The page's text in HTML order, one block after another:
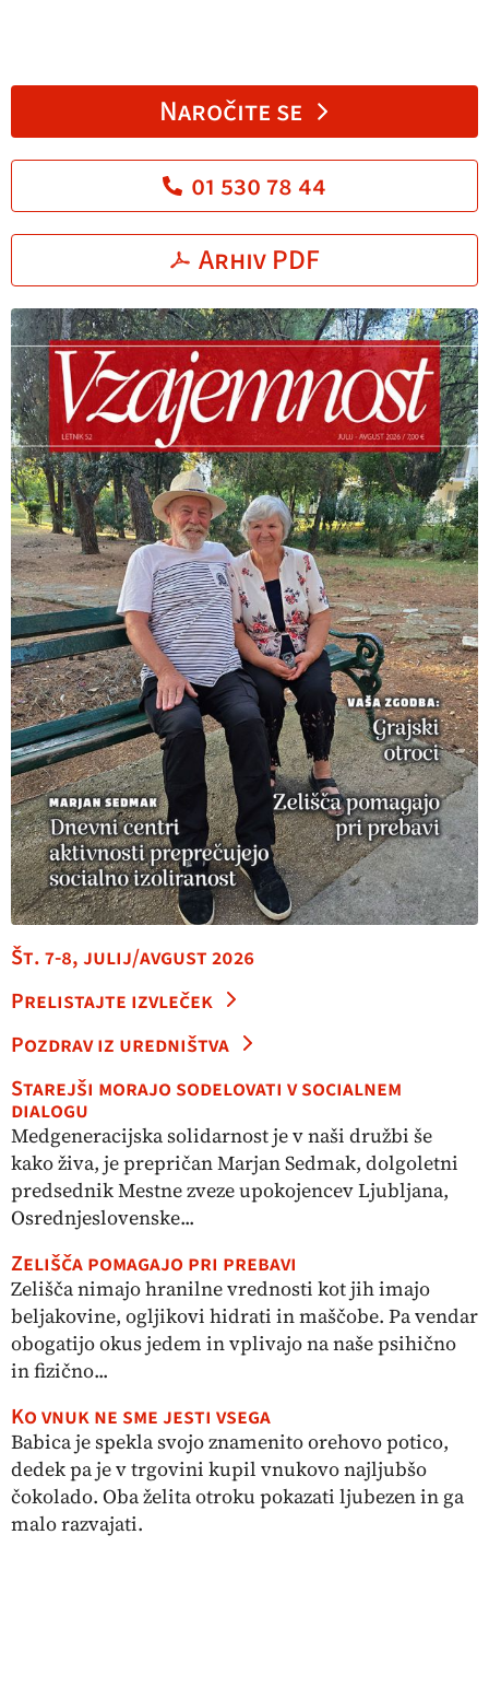
Naročite se
01 530 78 44
Arhiv PDF
Št. 7-8, julij/avgust 2026
Prelistajte izvleček
Pozdrav iz uredništva
Starejši morajo sodelovati v socialnem
dialogu
Medgeneracijska solidarnost je v naši družbi še
kako živa, je prepričan Marjan Sedmak, dolgoletni
predsednik Mestne zveze upokojencev Ljubljana,
Osrednjeslovenske...
Zelišča pomagajo pri prebavi
Zelišča nimajo hranilne vrednosti kot jih imajo
beljakovine, ogljikovi hidrati in maščobe. Pa vendar
obogatijo okus jedem in vplivajo na naše psihično
in fizično...
Ko vnuk ne sme jesti vsega
Babica je spekla svojo znamenito orehovo potico,
dedek pa je v trgovini kupil vnukovo najljubšo
čokolado. Oba želita otroku pokazati ljubezen in ga
malo razvajati.